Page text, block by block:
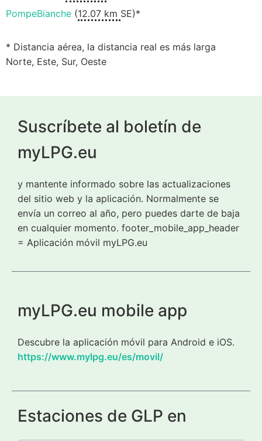
PompeBianche (12.07 km SE)*
* Distancia aérea, la distancia real es más larga
Norte, Este, Sur, Oeste
Suscríbete al boletín de
myLPG.eu
y mantente informado sobre las actualizaciones
del sitio web y la aplicación. Normalmente se
envía un correo al año, pero puedes darte de baja
en cualquier momento. footer_mobile_app_header
= Aplicación móvil myLPG.eu
myLPG.eu mobile app
Descubre la aplicación móvil para Android e iOS.
https://www.mylpg.eu/es/movil/
Estaciones de GLP en